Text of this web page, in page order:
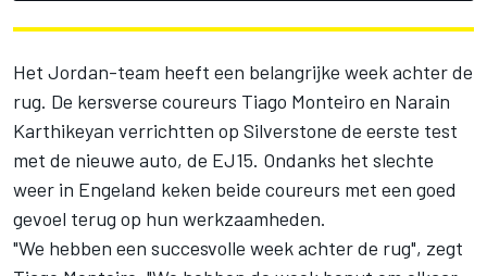
Het Jordan-team heeft een belangrijke week achter de
rug. De kersverse coureurs Tiago Monteiro en Narain
Karthikeyan verrichtten op Silverstone de eerste test
met de nieuwe auto, de EJ15. Ondanks het slechte
weer in Engeland keken beide coureurs met een goed
gevoel terug op hun werkzaamheden.
"We hebben een succesvolle week achter de rug", zegt